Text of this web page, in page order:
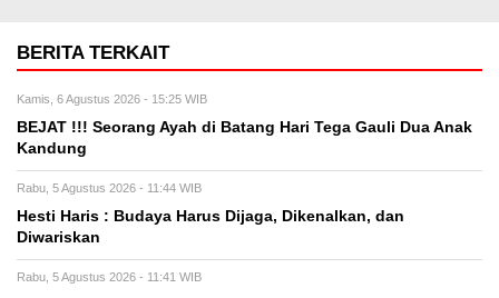
BERITA TERKAIT
Kamis, 6 Agustus 2026 - 15:25 WIB
BEJAT !!! Seorang Ayah di Batang Hari Tega Gauli Dua Anak
Kandung
Rabu, 5 Agustus 2026 - 11:44 WIB
Hesti Haris : Budaya Harus Dijaga, Dikenalkan, dan
Diwariskan
Rabu, 5 Agustus 2026 - 11:41 WIB